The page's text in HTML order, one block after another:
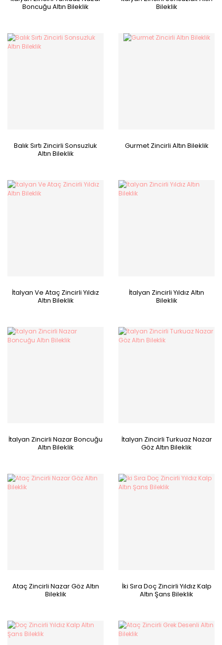
Boncuğu Altın Bileklik
Bileklik
Balık Sırtı Zincirli Sonsuzluk
Altın Bileklik
Gurmet Zincirli Altın Bileklik
İtalyan Ve Ataç Zincirli Yıldız
Altın Bileklik
İtalyan Zincirli Yıldız Altın
Bileklik
İtalyan Zincirli Nazar Boncuğu
Altın Bileklik
İtalyan Zincirli Turkuaz Nazar
Göz Altın Bileklik
Ataç Zincirli Nazar Göz Altın
Bileklik
İki Sıra Doç Zincirli Yıldız Kalp
Altın Şans Bileklik